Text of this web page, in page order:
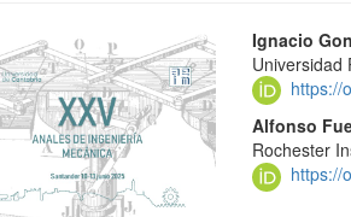
del
Ignacio
Universidad
https://
Alfonso
Rochester
https://